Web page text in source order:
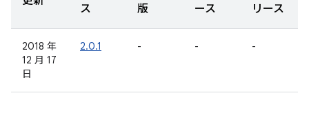
ス
版
ース
リース
2018 年
12 月 17
日
2.0.1 - - -